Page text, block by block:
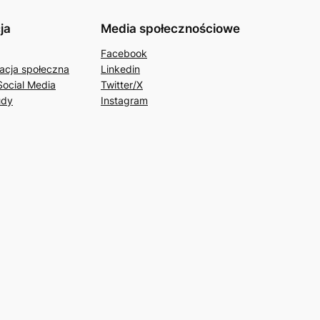
społeczna
Media
Media społecznościowe
Facebook
Linkedin
Twitter/X
Instagram